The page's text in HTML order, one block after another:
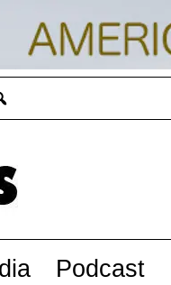
Podcast